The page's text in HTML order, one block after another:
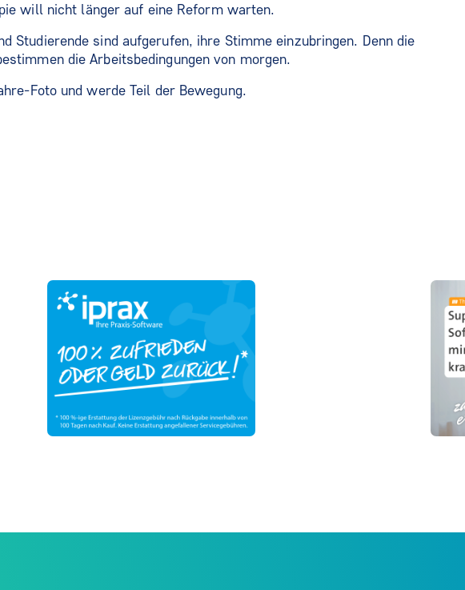
will nicht länger auf eine Reform warten.
Studierende sind aufgerufen, ihre Stimme einzubringen. Denn die
die Arbeitsbedingungen von morgen.
Foto und werde Teil der Bewegung.